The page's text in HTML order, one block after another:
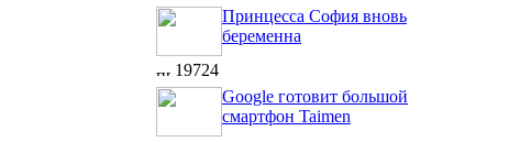
Принцесса София вновь
беременна
19724
Google готовит большой
смартфон Taimen